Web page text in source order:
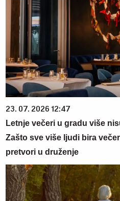
23. 07. 2026 12:47
Letnje večeri u gradu više
Zašto sve više ljudi bira
pretvori u druženje